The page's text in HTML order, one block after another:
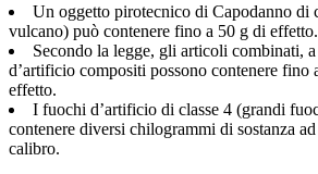
Un oggetto pirotecnico di Capodanno di
vulcano) può contenere fino a 50 g di effetto.
Secondo la legge, gli articoli combinati,
d’artificio compositi possono contenere fino
effetto.
I fuochi d’artificio di classe 4 (grandi
contenere diversi chilogrammi di sostanza
calibro.